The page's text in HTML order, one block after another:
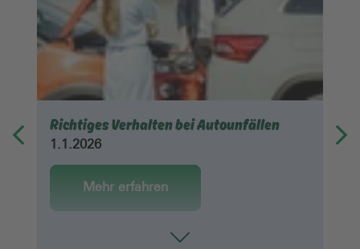
Richtiges Verhalten bei Autounfällen
1.1.2026
Mehr erfahren